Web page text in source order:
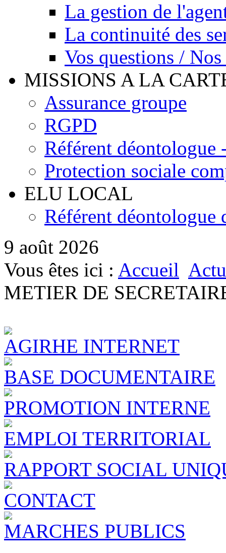
La gestion de
La continuité des
Vos questions / Nos
MISSIONS A LA
Assurance groupe
RGPD
Référent déontologue
Protection sociale
ELU LOCAL
Référent déontologue
9 août 2026
Vous êtes ici : Accueil
METIER DE
AGIRHE INTERNET
BASE DOCUMENTAIRE
PROMOTION INTERNE
EMPLOI TERRITORIAL
RAPPORT SOCIAL
CONTACT
MARCHES PUBLICS